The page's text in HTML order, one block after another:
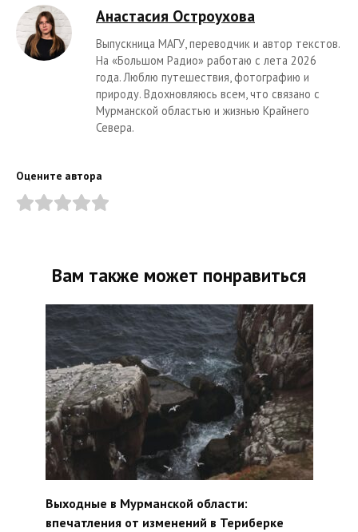
Анастасия Остроухова
Выпускница МАГУ, переводчик и автор текстов.
На «Большом Радио» работаю с лета 2026
года. Люблю путешествия, фотографию и
природу. Вдохновляюсь всем, что связано с
Мурманской областью и жизнью Крайнего
Севера.
Оцените автора
Вам также может понравиться
Выходные в Мурманской области:
впечатления от изменений в Териберке